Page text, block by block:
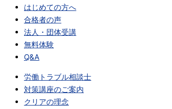
はじめての方へ
合格者の声
法人・団体受講
無料体験
Q&A
労働トラブル相談士
対策講座のご案内
クリアの理念